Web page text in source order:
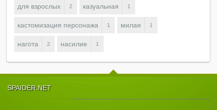
для взрослых 2 казуальная 1
кастомизация персонажа 1 милая 1
нагота 2 насилие 1
SPAIDER.NET